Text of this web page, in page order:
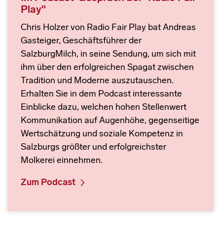
Play"
Chris Holzer von Radio Fair Play bat Andreas
Gasteiger, Geschäftsführer der
SalzburgMilch, in seine Sendung, um sich mit
ihm über den erfolgreichen Spagat zwischen
Tradition und Moderne auszutauschen.
Erhalten Sie in dem Podcast interessante
Einblicke dazu, welchen hohen Stellenwert
Kommunikation auf Augenhöhe, gegenseitige
Wertschätzung und soziale Kompetenz in
Salzburgs größter und erfolgreichster
Molkerei einnehmen.
Zum Podcast